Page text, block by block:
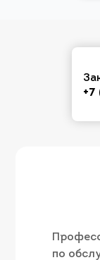
+7
по